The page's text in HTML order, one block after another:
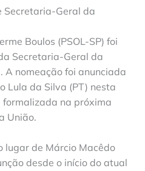
Secretaria-Geral da
Boulos (PSOL-SP) foi
Secretaria-Geral da
A nomeação foi anunciada
Lula da Silva (PT) nesta
na próxima
União.
lugar de Márcio Macêdo
desde o início do atual